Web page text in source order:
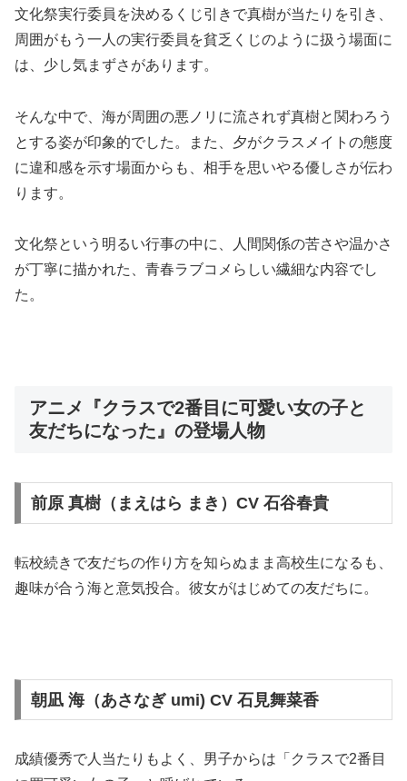
文化祭実行委員を決めるくじ引きで真樹が当たりを引き、
周囲がもう一人の実行委員を貧乏くじのように扱う場面に
は、少し気まずさがあります。
そんな中で、海が周囲の悪ノリに流されず真樹と関わろう
とする姿が印象的でした。また、夕がクラスメイトの態度
に違和感を示す場面からも、相手を思いやる優しさが伝わ
ります。
文化祭という明るい行事の中に、人間関係の苦さや温かさ
が丁寧に描かれた、青春ラブコメらしい繊細な内容でし
た。
アニメ『クラスで2番目に可愛い女の子と
友だちになった』の登場人物
前原 真樹（まえはら まき）CV 石谷春貴
転校続きで友だちの作り方を知らぬまま高校生になるも、
趣味が合う海と意気投合。彼女がはじめての友だちに。
朝凪 海（あさなぎ umi) CV 石見舞菜香
成績優秀で人当たりもよく、男子からは「クラスで2番目